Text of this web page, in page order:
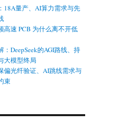
18A量产、AI算力需求与先
高速 PCB 为什么离不开低
DeepSeek的AGI路线、持
大模型终局
偏光纤验证、AI跳线需求与
束